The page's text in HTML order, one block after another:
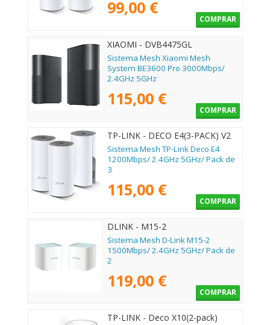
99,00 €
COMPRAR
XIAOMI - DVB4475GL
Sistema Mesh Xiaomi Mesh
System BE3600 Pro 3000Mbps/
2.4GHz 5GHz
115,00 €
COMPRAR
TP-LINK - DECO E4(3-PACK) V2
Sistema Mesh TP-Link Deco E4
1200Mbps/ 2.4GHz 5GHz/ Pack de
3
115,00 €
COMPRAR
DLINK - M15-2
Sistema Mesh D-Link M15-2
1500Mbps/ 2.4GHz 5GHz/ Pack de
2
119,00 €
COMPRAR
TP-LINK - Deco X10(2-pack)